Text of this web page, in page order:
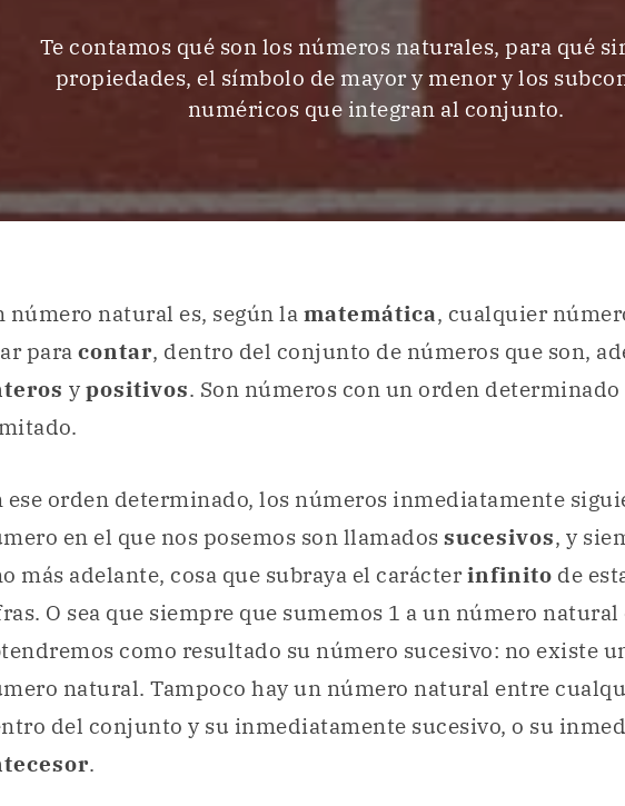
Te contamos qué son los números naturales, para qué
propiedades, el símbolo de mayor y menor y los
numéricos que integran al conjunto.
número natural es, según la matemática, cualquier
para contar, dentro del conjunto de números que son,
y positivos. Son números con un orden
ese orden determinado, los números inmediatamente
en el que nos posemos son llamados sucesivos, y
más adelante, cosa que subraya el carácterinfinito de
O sea que siempre que sumemos 1 a un número
como resultado su número sucesivo: no existe
natural. Tampoco hay un número natural entre
del conjunto y su inmediatamente sucesivo, o su
.